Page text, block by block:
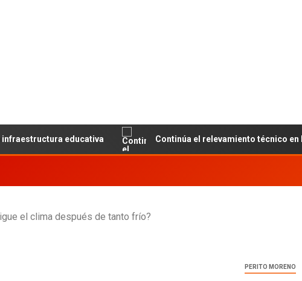
educativa Continúa el relevamiento técnico en
el clima después de tanto frío?
PERITO MORENO